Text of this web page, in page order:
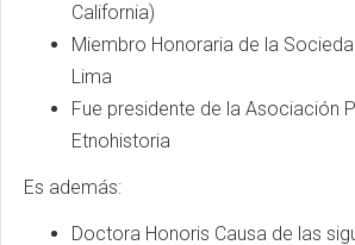
California)
Miembro Honoraria de la
Lima
Fue presidente de la Asociación
Etnohistoria
Es además:
Doctora Honoris Causa de las